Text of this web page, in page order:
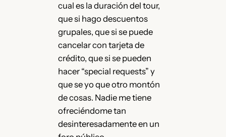
cual es la duración del tour,
que si hago descuentos
grupales, que si se puede
cancelar con tarjeta de
crédito, que si se pueden
hacer “special requests” y
que se yo que otro montón
de cosas. Nadie me tiene
ofreciéndome tan
desinteresadamente en un